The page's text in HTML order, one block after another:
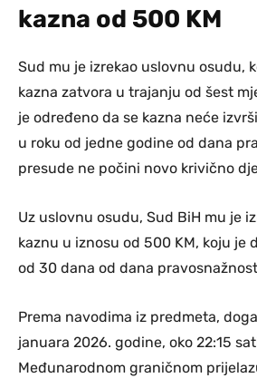
kazna od 500 KM
Sud mu je izrekao uslovnu osudu,
kazna zatvora u trajanju od šest
je određeno da se kazna neće
u roku od jedne godine od dana
presude ne počini novo krivično
Uz uslovnu osudu, Sud BiH mu je
kaznu u iznosu od 500 KM, koju je
od 30 dana od dana
Prema navodima iz predmeta,
januara 2026. godine, oko 22:15
Međunarodnom graničnom